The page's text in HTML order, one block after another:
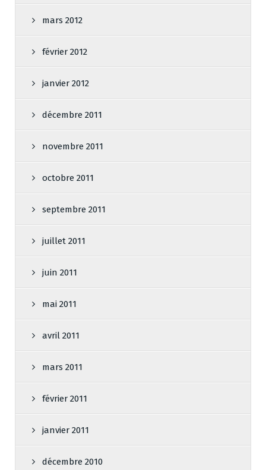
mars 2012
février 2012
janvier 2012
décembre 2011
novembre 2011
octobre 2011
septembre 2011
juillet 2011
juin 2011
mai 2011
avril 2011
mars 2011
février 2011
janvier 2011
décembre 2010